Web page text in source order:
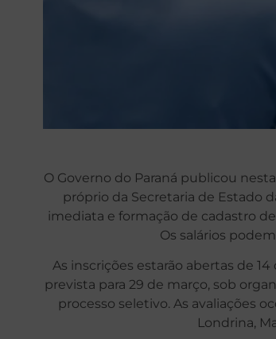
O Governo do Paraná publicou
próprio da Secretaria de Estado
imediata e formação de cadastro
Os salários
As inscrições estarão abertas de
prevista para 29 de março, sob
processo seletivo. As avaliações
Londrina,